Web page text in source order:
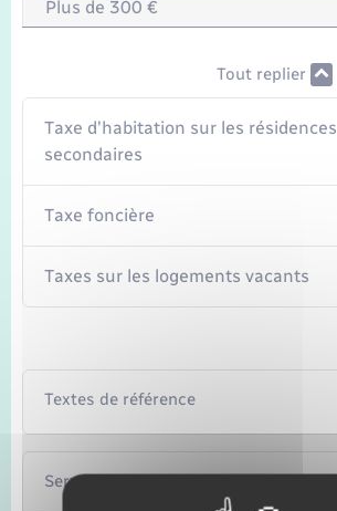
Plus de 300 €
Tout replier
Taxe d'habitation sur les résidences
secondaires
Taxe foncière
Taxes sur les logements vacants
Textes de référence
Services en ligne et formulaires